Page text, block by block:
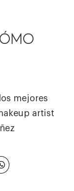
mejores
artist